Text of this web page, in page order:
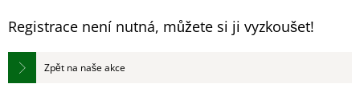
Registrace není nutná, můžete si ji vyzkoušet!
Zpět na naše akce